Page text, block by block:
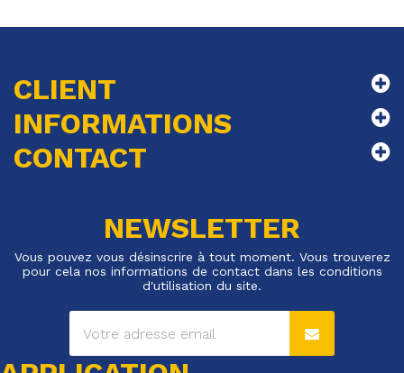
CLIENT
INFORMATIONS
CONTACT
NEWSLETTER
Vous pouvez vous désinscrire à tout moment. Vous trouverez
pour cela nos informations de contact dans les conditions
d'utilisation du site.